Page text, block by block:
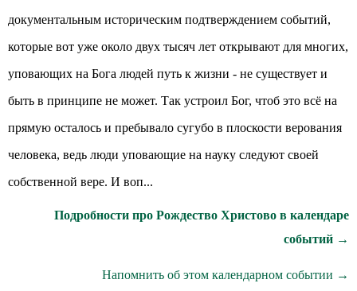
документальным историческим подтверждением событий,
которые вот уже около двух тысяч лет открывают для многих,
уповающих на Бога людей путь к жизни - не существует и
быть в принципе не может. Так устроил Бог, чтоб это всё на
прямую осталось и пребывало сугубо в плоскости верования
человека, ведь люди уповающие на науку следуют своей
собственной вере. И воп...
Подробности про Рождество Христово в календаре
событий →
Напомнить об этом календарном событии →